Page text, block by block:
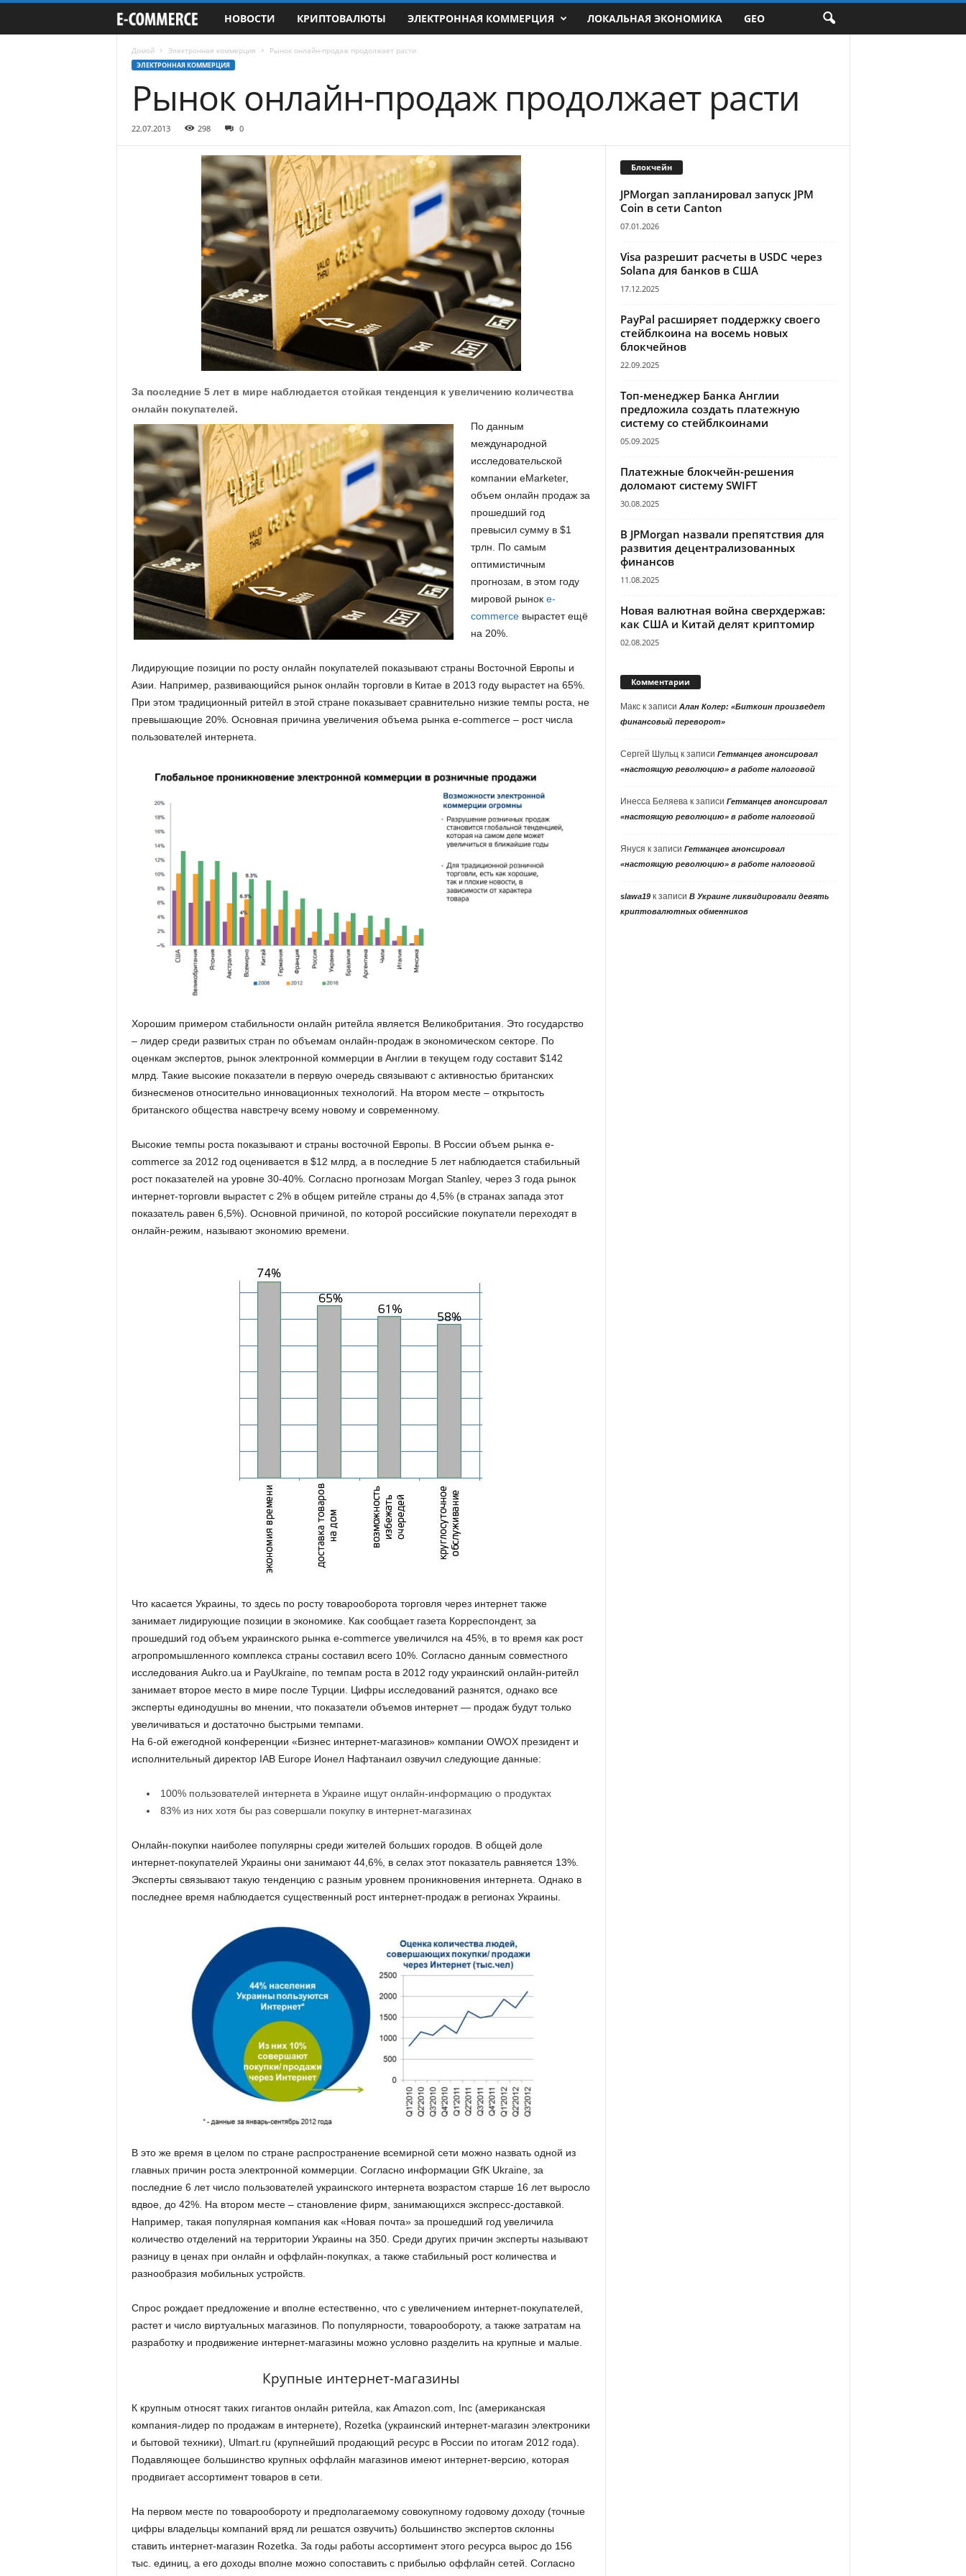
-
o
m
m
e
r
c
e
.
o
m
.
u
a
НОВОСТИ КРИПТОВАЛЮТЫ ЭЛЕКТРОННАЯ КОММЕРЦИЯ ЛОКАЛЬНАЯ ЭКОНОМИКА GEO
Домой Электронная коммерция Рынок онлайн-продаж продолжает расти
ЭЛЕКТРОННАЯ КОММЕРЦИЯ
Рынок онлайн-продаж продолжает расти
22.07.2013 298 0
За последние 5 лет в мире наблюдается стойкая тенденция к увеличению количества
онлайн покупателей.
По данным
международной
исследовательской
компании eMarketer,
объем онлайн продаж за
прошедший год
превысил сумму в $1
трлн. По самым
оптимистичным
прогнозам, в этом году
мировой рынок e-
сommerceвырастет ещё
на 20%.
Лидирующие позиции по росту онлайн покупателей показывают страны Восточной Европы и
Азии. Например, развивающийся рынок онлайн торговли в Китае в 2013 году вырастет на 65%.
При этом традиционный ритейл в этой стране показывает сравнительно низкие темпы роста, не
превышающие 20%. Основная причина увеличения объема рынка e-сommerce – рост числа
пользователей интернета.
Хорошим примером стабильности онлайн ритейла является Великобритания. Это государство
– лидер среди развитых стран по объемам онлайн-продаж в экономическом секторе. По
оценкам экспертов, рынок электронной коммерции в Англии в текущем году составит $142
млрд. Такие высокие показатели в первую очередь связывают с активностью британских
бизнесменов относительно инновационных технологий. На втором месте – открытость
британского общества навстречу всему новому и современному.
Высокие темпы роста показывают и страны восточной Европы. В России объем рынка e-
сommerce за 2012 год оценивается в $12 млрд, а в последние 5 лет наблюдается стабильный
рост показателей на уровне 30-40%. Согласно прогнозам Morgan Stanley, через 3 года рынок
интернет-торговли вырастет с 2% в общем ритейле страны до 4,5% (в странах запада этот
показатель равен 6,5%). Основной причиной, по которой российские покупатели переходят в
онлайн-режим, называют экономию времени.
Что касается Украины, то здесь по росту товарооборота торговля через интернет также
занимает лидирующие позиции в экономике. Как сообщает газета Корреспондент, за
прошедший год объем украинского рынка e-сommerce увеличился на 45%, в то время как рост
агропромышленного комплекса страны составил всего 10%. Согласно данным совместного
исследования Aukro.ua и PayUkraine, по темпам роста в 2012 году украинский онлайн-ритейл
занимает второе место в мире после Турции. Цифры исследований разнятся, однако все
эксперты единодушны во мнении, что показатели объемов интернет — продаж будут только
увеличиваться и достаточно быстрыми темпами.
На 6-ой ежегодной конференции «Бизнес интернет-магазинов» компании OWOX президент и
исполнительный директор IAB Europe Ионел Нафтанаил озвучил следующие данные:
100% пользователей интернета в Украине ищут онлайн-информацию о продуктах
83% из них хотя бы раз совершали покупку в интернет-магазинах
Онлайн-покупки наиболее популярны среди жителей больших городов. В общей доле
интернет-покупателей Украины они занимают 44,6%, в селах этот показатель равняется 13%.
Эксперты связывают такую тенденцию с разным уровнем проникновения интернета. Однако в
последнее время наблюдается существенный рост интернет-продаж в регионах Украины.
В это же время в целом по стране распространение всемирной сети можно назвать одной из
главных причин роста электронной коммерции. Согласно информации GfK Ukraine, за
последние 6 лет число пользователей украинского интернета возрастом старше 16 лет выросло
вдвое, до 42%. На втором месте – становление фирм, занимающихся экспресс-доставкой.
Например, такая популярная компания как «Новая почта» за прошедший год увеличила
количество отделений на территории Украины на 350. Среди других причин эксперты называют
разницу в ценах при онлайн и оффлайн-покупках, а также стабильный рост количества и
разнообразия мобильных устройств.
Спрос рождает предложение и вполне естественно, что с увеличением интернет-покупателей,
растет и число виртуальных магазинов. По популярности, товарообороту, а также затратам на
разработку и продвижение интернет-магазины можно условно разделить на крупные и малые.
Крупные интернет-магазины
К крупным относят таких гигантов онлайн ритейла, как Amazon.com, Inc (американская
компания-лидер по продажам в интернете), Rozetka (украинский интернет-магазин электроники
и бытовой техники), Ulmart.ru (крупнейший продающий ресурс в России по итогам 2012 года).
Подавляющее большинство крупных оффлайн магазинов имеют интернет-версию, которая
продвигает ассортимент товаров в сети.
На первом месте по товарообороту и предполагаемому совокупному годовому доходу (точные
цифры владельцы компаний вряд ли решатся озвучить) большинство экспертов склонны
ставить интернет-магазин Rozetkа. За годы работы ассортимент этого ресурса вырос до 156
тыс. единиц, а его доходы вполне можно сопоставить с прибылью оффлайн сетей. Согласно
Блокчейн
JPMorgan запланировал запуск JPM
Coin в сети Canton
07.01.2026
Visa разрешит расчеты в USDC через
Solana для банков в США
17.12.2025
PayPal расширяет поддержку своего
стейблкоина на восемь новых
блокчейнов
22.09.2025
Топ-менеджер Банка Англии
предложила создать платежную
систему со стейблкоинами
05.09.2025
Платежные блокчейн-решения
доломают систему SWIFT
30.08.2025
В JPMorgan назвали препятствия для
развития децентрализованных
финансов
11.08.2025
Новая валютная война сверхдержав:
как США и Китай делят криптомир
02.08.2025
Комментарии
Макск записи Алан Колер: «Биткоин произведет
финансовый переворот»
Сергей Шульцк записи Гетманцев анонсировал
«настоящую революцию» в работе налоговой
Инесса Беляевак записи Гетманцев анонсировал
«настоящую революцию» в работе налоговой
Януся к записи Гетманцев анонсировал
«настоящую революцию» в работе налоговой
slawa19к записи В Украине ликвидировали девять
криптовалютных обменников